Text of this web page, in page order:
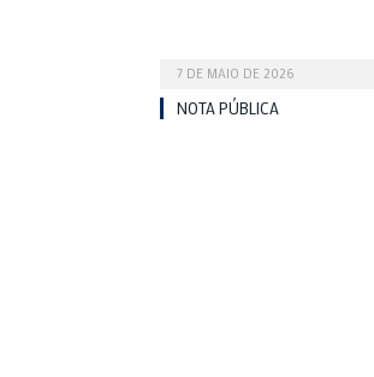
7 DE MAIO DE 2026
NOTA PÚBLICA